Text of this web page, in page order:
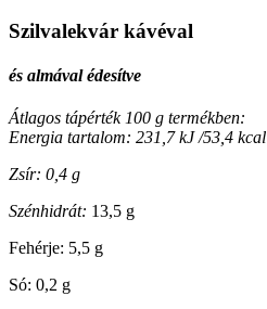
Szilvalekvár kávéval
és almával édesítve
Átlagos tápérték 100 g termékben:
Energia tartalom: 231,7 kJ /53,4 kcal
Zsír: 0,4 g
Szénhidrát: 13,5 g
Fehérje: 5,5 g
Só: 0,2 g